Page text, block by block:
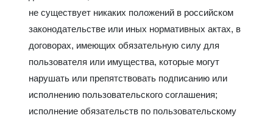
не существует никаких положений в российском
законодательстве или иных нормативных актах, в
договорах, имеющих обязательную силу для
пользователя или имущества, которые могут
нарушать или препятствовать подписанию или
исполнению пользовательского соглашения;
исполнение обязательств по пользовательскому